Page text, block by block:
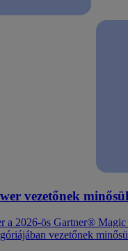
vezetőnek
a 2026-ös Gartner®
vezetőnek